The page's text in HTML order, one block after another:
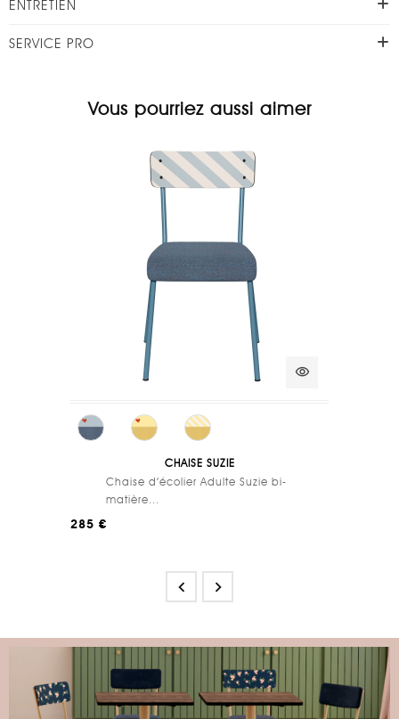
ENTRETIEN
SERVICE PRO
Vous pourriez aussi aimer
visibility
CHAISE SUZIE
Chaise d’écolier Adulte Suzie bi-
matière...
285 €
 